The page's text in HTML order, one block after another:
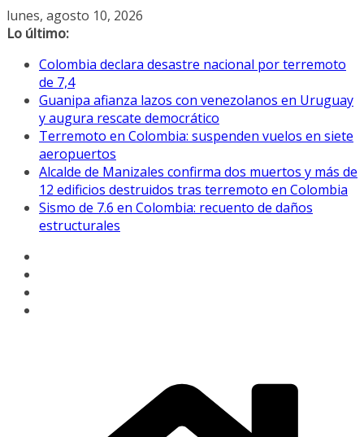
Saltar
al
lunes, agosto 10, 2026
Lo último:
Colombia declara desastre nacional por terremoto
de 7,4
Guanipa afianza lazos con venezolanos en Uruguay
y augura rescate democrático
Terremoto en Colombia: suspenden vuelos en siete
aeropuertos
Alcalde de Manizales confirma dos muertos y más de
12 edificios destruidos tras terremoto en Colombia
Sismo de 7.6 en Colombia: recuento de daños
estructurales